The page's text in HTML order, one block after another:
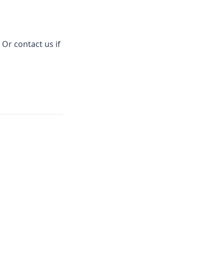
(opens in a new tab)
Or contact us if